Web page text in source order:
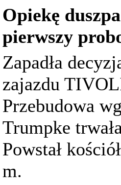
Opiekę
pierwszy
Zapadła
zajazdu
Przebudowa
Trumpke
Powstał
m.